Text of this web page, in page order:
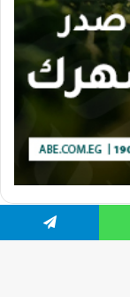
تيلقرام